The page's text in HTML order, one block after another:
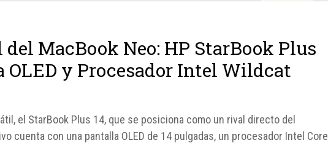
MacBook Neo: HP StarBook Plus
OLED y Procesador Intel Wildcat
el StarBook Plus 14, que se posiciona como un rival directo del
cuenta con una pantalla OLED de 14 pulgadas, un procesador Intel Core